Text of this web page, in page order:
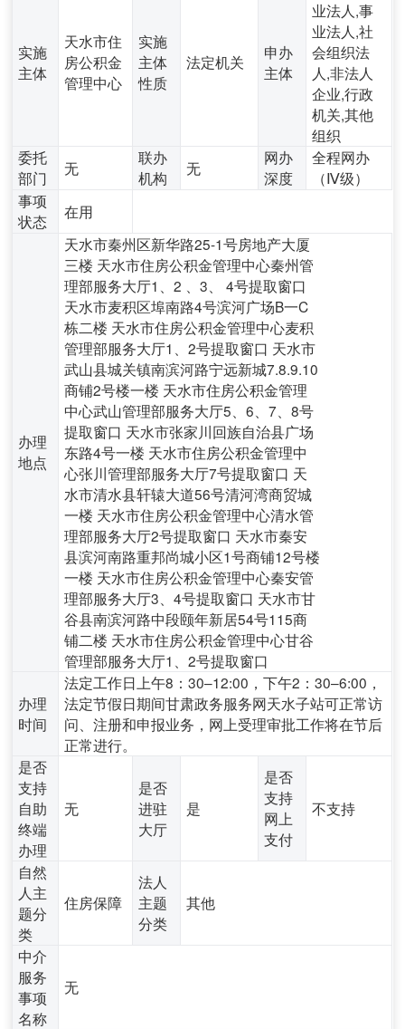
实施
主体
天水市住
房公积金
管理中心
实施
主体
性质
法定机关
申办
主体
业法人,事
业法人,社
会组织法
人,非法人
企业,行政
机关,其他
组织
委托
部门
无
联办
机构
无
网办
深度
全程网办
（Ⅳ级）
事项
状态
在用
办理
地点
天水市秦州区新华路25-1号房地产大厦
三楼 天水市住房公积金管理中心秦州管
理部服务大厅1、2 、3、 4号提取窗口
天水市麦积区埠南路4号滨河广场B一C
栋二楼 天水市住房公积金管理中心麦积
管理部服务大厅1、2号提取窗口 天水市
武山县城关镇南滨河路宁远新城7.8.9.10
商铺2号楼一楼 天水市住房公积金管理
中心武山管理部服务大厅5、6、7、8号
提取窗口 天水市张家川回族自治县广场
东路4号一楼 天水市住房公积金管理中
心张川管理部服务大厅7号提取窗口 天
水市清水县轩辕大道56号清河湾商贸城
一楼 天水市住房公积金管理中心清水管
理部服务大厅2号提取窗口 天水市秦安
县滨河南路重邦尚城小区1号商铺12号楼
一楼 天水市住房公积金管理中心秦安管
理部服务大厅3、4号提取窗口 天水市甘
谷县南滨河路中段颐年新居54号115商
铺二楼 天水市住房公积金管理中心甘谷
管理部服务大厅1、2号提取窗口
办理
时间
法定工作日上午8：30–12:00，下午2：30–6:00，
法定节假日期间甘肃政务服务网天水子站可正常访
问、注册和申报业务，网上受理审批工作将在节后
正常进行。
是否
支持
自助
终端
办理
无
是否
进驻
大厅
是
是否
支持
网上
支付
不支持
自然
人主
题分
类
住房保障
法人
主题
分类
其他
中介
服务
事项
名称
无